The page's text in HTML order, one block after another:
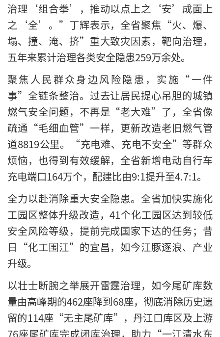
治理‘组合拳’，推动以点上之‘安’成面上
之‘全’。”丁辉表示，全省聚焦“火、爆、
塌、撞、淹、挤”重大致灾因素，靶向治理，
五年来累计治理各类安全隐患259万余处。
聚焦人民群众身边风险隐患，实施“一件
事”全链条整治。过去让居民提心吊胆的城镇
燃气安全问题，不再是“老大难”了，全省像
疏通“毛细血管”一样，更新改造老旧燃气管
道8819公里。“充电难、充电不安全”等群众
烦恼，也得到有效缓解，全省新增电动自行车
充电端口164万个，配建比由9:1提升至4.7:1。
全力以赴消除重大安全隐患。全省加快实施化
工园区整体升级改造，41个化工园区达到较低
安全风险等级，提前完成国家下达的任务；昔
日“化工围江”的宜昌，如今江豚逐浪、产业
升级。
以壮士断腕之举展开雷霆治理，如今尾矿库数
量由高峰期的462座降到68座，彻底消除历史遗
留的114座“无主尾矿库”，丹江口库区及上游
76座尾矿库完成闭库治理，助力“一江清水东